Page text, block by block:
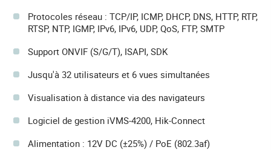
Protocoles réseau : TCP/IP, ICMP, DHCP, DNS, HTTP, RTP,
RTSP, NTP, IGMP, IPv6, IPv6, UDP, QoS, FTP, SMTP
Support ONVIF (S/G/T), ISAPI, SDK
Jusqu'à 32 utilisateurs et 6 vues simultanées
Visualisation à distance via des navigateurs
Logiciel de gestion iVMS-4200, Hik-Connect
Alimentation : 12V DC (±25%) / PoE (802.3af)